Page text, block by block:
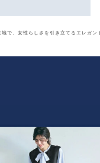
地で、女性らしさを引き立てるエレガン